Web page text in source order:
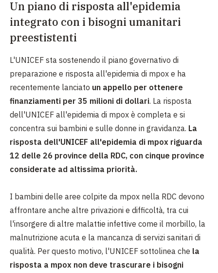
Un piano di risposta all'epidemia
integrato con i bisogni umanitari
preestistenti
L'UNICEF sta sostenendo il piano governativo di
preparazione e risposta all'epidemia di mpox e ha
recentemente lanciato un appello per ottenere
finanziamenti per 35 milioni di dollari. La risposta
dell'UNICEF all'epidemia di mpox è completa e si
concentra sui bambini e sulle donne in gravidanza. La
risposta dell'UNICEF all'epidemia di mpox riguarda
12 delle 26 province della RDC, con cinque province
considerate ad altissima priorità.
I bambini delle aree colpite da mpox nella RDC devono
affrontare anche altre privazioni e difficoltà, tra cui
l'insorgere di altre malattie infettive come il morbillo, la
malnutrizione acuta e la mancanza di servizi sanitari di
qualità. Per questo motivo, l'UNICEF sottolinea che la
risposta a mpox non deve trascurare i bisogni